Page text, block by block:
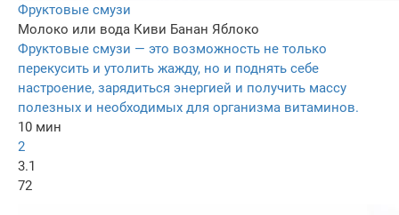
Фруктовые смузи
Молоко или вода Киви Банан Яблоко
Фруктовые смузи — это возможность не только
перекусить и утолить жажду, но и поднять себе
настроение, зарядиться энергией и получить массу
полезных и необходимых для организма витаминов.
10 мин
2
3.1
72